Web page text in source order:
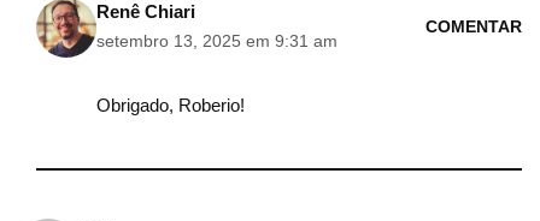
Renê Chiari
setembro 13, 2025 em 9:31 am
COMENTAR
Obrigado, Roberio!